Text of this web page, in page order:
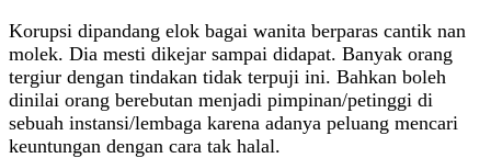
Korupsi dipandang elok bagai wanita berparas cantik nan
molek. Dia mesti dikejar sampai didapat. Banyak orang
tergiur dengan tindakan tidak terpuji ini. Bahkan boleh
dinilai orang berebutan menjadi pimpinan/petinggi di
sebuah instansi/lembaga karena adanya peluang mencari
keuntungan dengan cara tak halal.